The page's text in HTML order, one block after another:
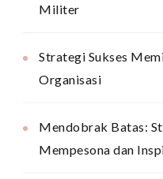
Militer
Strategi Sukses
Organisasi
Mendobrak Batas:
Mempesona dan